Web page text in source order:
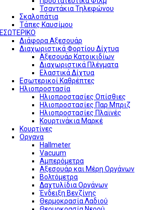
Τσαντάκια Τηλεφώνου
Σκαλοπάτια
Τάπες Καυσίμου
ΕΣΩΤΕΡΙΚΟ
Διάφορα Αξεσουάρ
Διαχωριστικά Φορτίου Δίχτυα
Αξεσουάρ Κατοικιδίων
Διαχωριστικά Πλέγματα
Ελαστικά Δίχτυα
Εσωτερικοί Καθρέπτες
Ηλιοπροστασία
Ηλιοπροστασίες Οπίσθιες
Ηλιοπροστασίες Παρ Μπριζ
Ηλιοπροστασίες Πλαϊνές
Κουρτινάκια Μαρκέ
Κουρτίνες
Οργανα
Hallmeter
Vacuum
Αμπερόμετρα
Αξεσουάρ και Μέρη Οργάνων
Βολτόμετρα
Δαχτυλίδια Οργάνων
Ένδειξη Βενζίνης
Θερμοκρασία Λαδιού